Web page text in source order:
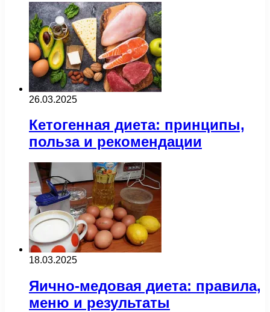
26.03.2025
Кетогенная диета: принципы,
польза и рекомендации
18.03.2025
Яично-медовая диета: правила,
меню и результаты